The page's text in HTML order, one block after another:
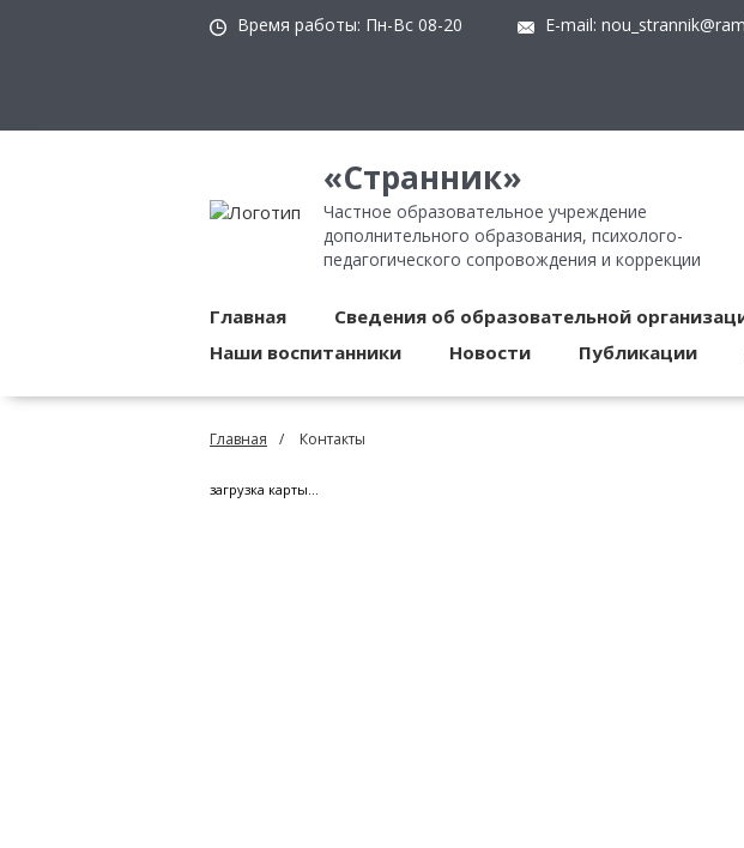
Время работы: Пн-Вс 08-20 E-mail:
«Странник»
Частное образовательное учреждение
дополнительного образования, психолого-
педагогического сопровождения и коррекции
Главная Сведения об образовательной
Наши воспитанники
Новости Публикации
Главная Контакты
загрузка карты...